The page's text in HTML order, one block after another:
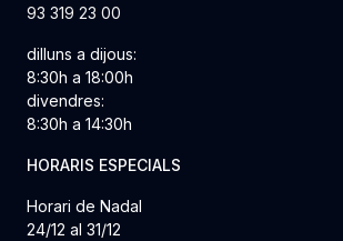
93 319 23 00
dilluns a dijous:
8:30h a 18:00h
divendres:
8:30h a 14:30h
HORARIS ESPECIALS
Horari de Nadal
24/12 al 31/12